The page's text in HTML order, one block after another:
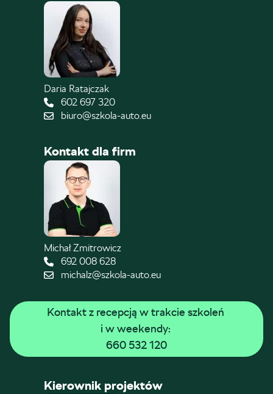
Daria Ratajczak
602 697 320
biuro@szkola-auto.eu
Kontakt dla firm
Michał Zmitrowicz
692 008 628
michalz@szkola-auto.eu
Kontakt z recepcją w trakcie szkoleń
i w weekendy:
660 532 120
Kierownik projektów